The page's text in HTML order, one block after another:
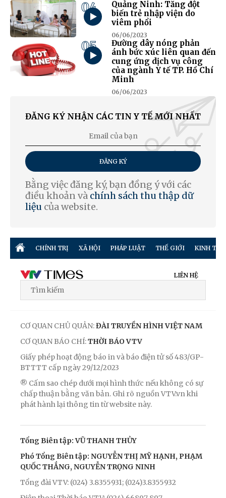
04
Quảng Ninh: Tăng đột
biến trẻ nhập viện do
viêm phổi
06/06/2023
05
Đường dây nóng phản
ánh bức xúc liên quan đến
cung ứng dịch vụ công
của ngành Y tế TP. Hồ Chí
Minh
06/06/2023
ĐĂNG KÝ NHẬN CÁC TIN Y TẾ MỚI NHẤT
ĐĂNG KÝ
Bằng việc đăng ký, bạn đồng ý với các
điều khoản và chính sách thu thập dữ
liệu của website.
CHÍNH TRỊ XÃ HỘI PHÁP LUẬT THẾ GIỚI KINH TẾ
LIÊN HỆ
CƠ QUAN CHỦ QUẢN:ĐÀI TRUYỀN HÌNH VIỆT NAM
CƠ QUAN BÁO CHÍ:THỜI BÁO VTV
Giấy phép hoạt động báo in và báo điện tử số 483/GP-
BTTTT cấp ngày 29/12/2023
® Cấm sao chép dưới mọi hình thức nếu không có sự
chấp thuận bằng văn bản. Ghi rõ nguồn VTV.vn khi
phát hành lại thông tin từ website này.
Tổng Biên tập: VŨ THANH THỦY
Phó Tổng Biên tập: NGUYỄN THỊ MỸ HẠNH, PHẠM
QUỐC THẮNG, NGUYỄN TRỌNG NINH
Tổng đài VTV: (024) 3.8355931; (024)3.8355932